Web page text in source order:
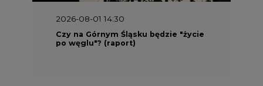
2026-08-01 13:00
Wyszedł ciekawy raport o stanie
klimatu w Europie